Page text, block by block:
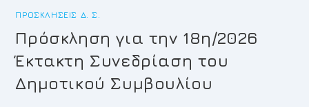
ΠΡΟΣΚΛΉΣΕΙΣ Δ. Σ.
Πρόσκληση για την 18η/2026
Έκτακτη Συνεδρίαση του
Δημοτικού Συμβουλίου